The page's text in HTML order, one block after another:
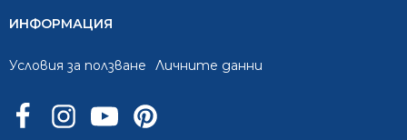
ИНФОРМАЦИЯ
Условия за ползване Личните данни